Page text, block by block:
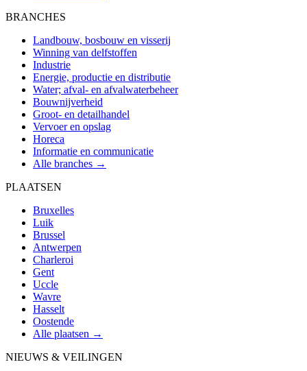
BRANCHES
Landbouw, bosbouw en visserij
Winning van delfstoffen
Industrie
Energie, productie en distributie
Water; afval- en afvalwaterbeheer
Bouwnijverheid
Groot- en detailhandel
Vervoer en opslag
Horeca
Informatie en communicatie
Alle branches →
PLAATSEN
Bruxelles
Luik
Brussel
Antwerpen
Charleroi
Gent
Uccle
Wavre
Hasselt
Oostende
Alle plaatsen →
NIEUWS & VEILINGEN